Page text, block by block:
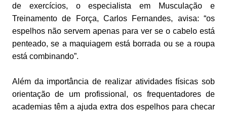
de exercícios, o especialista em Musculação e
Treinamento de Força, Carlos Fernandes, avisa: “os
espelhos não servem apenas para ver se o cabelo está
penteado, se a maquiagem está borrada ou se a roupa
está combinando”.
Além da importância de realizar atividades físicas sob
orientação de um profissional, os frequentadores de
academias têm a ajuda extra dos espelhos para checar